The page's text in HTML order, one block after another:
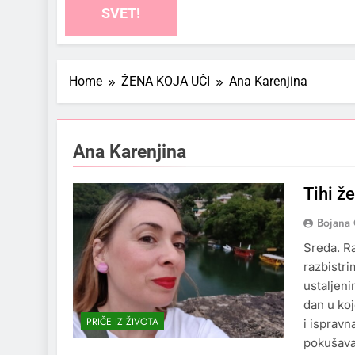
SVET!
Home ŽENA KOJA UČI Ana Karenjina
Ana Karenjina
PRIČE IZ ŽIVOTA
Tihi
Sreda.
dan u
i